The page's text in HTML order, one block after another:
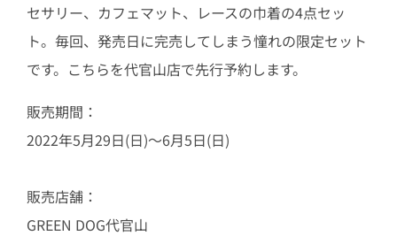
セサリー、カフェマット、レースの巾着の4点セッ
ト。毎回、発売日に完売してしまう憧れの限定セット
です。こちらを代官山店で先行予約します。
販売期間：
2022年5月29日(日)～6月5日(日)
販売店舗：
GREEN DOG代官山